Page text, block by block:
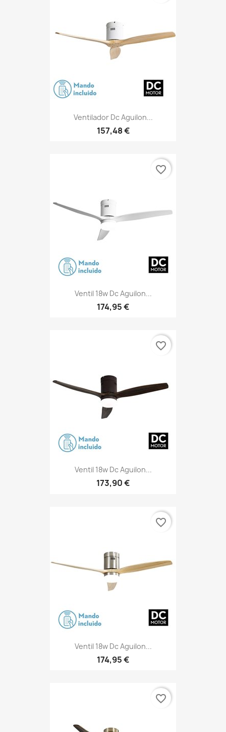
Ventilador Dc Aguilon...
157,48 €
Ventil 18w Dc Aguilon...
174,95 €
favorite_border
Ventil 18w Dc Aguilon...
173,90 €
favorite_border
Ventil 18w Dc Aguilon...
174,95 €
favorite_border
favorite_border